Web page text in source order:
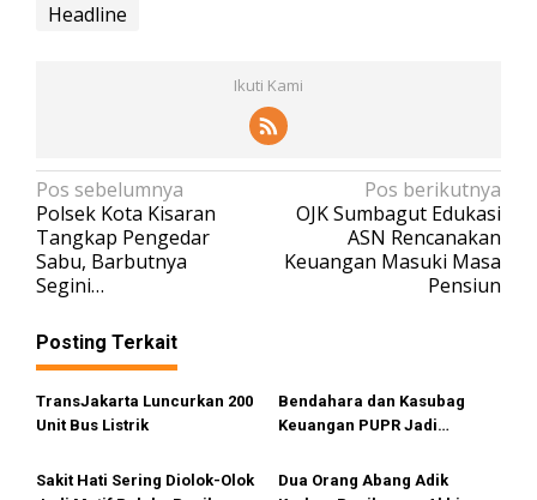
Headline
Ikuti Kami
N
a
v
i
g
a
s
i
Pos sebelumnya
Polsek Kota Kisaran
Tangkap Pengedar
Sabu, Barbutnya
Segini…
Pos berikutnya
OJK Sumbagut Edukasi
ASN Rencanakan
Keuangan Masuki Masa
Pensiun
Posting Terkait
TransJakarta Luncurkan 200
Unit Bus Listrik
Bendahara dan Kasubag
Keuangan PUPR Jadi
Sakit Hati Sering Diolok-Olok
Dua Orang Abang Adik